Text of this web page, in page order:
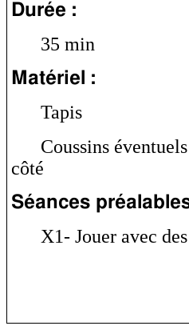
Durée :
35 min
Matériel :
Tapis
Coussins
côté
Séances
X1- Jouer avec